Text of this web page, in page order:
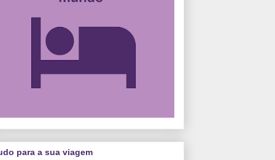
para a sua viagem